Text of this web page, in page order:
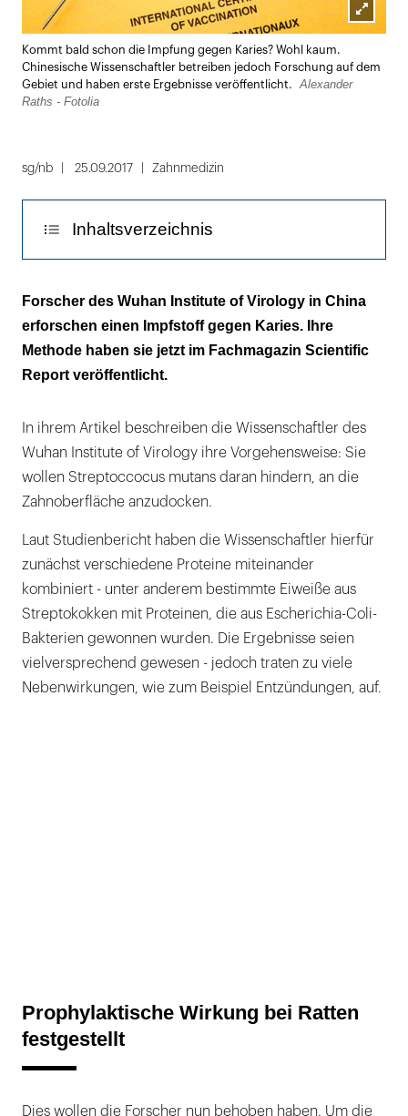
Lightbox
Kommt bald schon die Impfung gegen Karies? Wohl kaum.
Chinesische Wissenschaftler betreiben jedoch Forschung auf dem
Gebiet und haben erste Ergebnisse veröffentlicht.
Alexander
Raths - Fotolia
sg/nb 25.09.2017 Zahnmedizin
Inhaltsverzeichnis
Prophylaktische Wirkung bei Ratten
festgestellt
Forscher des Wuhan Institute of Virology in China
erforschen einen Impfstoff gegen Karies. Ihre
Methode haben sie jetzt im Fachmagazin Scientific
Report veröffentlicht.
In ihrem Artikel beschreiben die Wissenschaftler des
Wuhan Institute of Virology ihre Vorgehensweise: Sie
wollen Streptoccocus mutans daran hindern, an die
Zahnoberfläche anzudocken.
Laut Studienbericht haben die Wissenschaftler hierfür
zunächst verschiedene Proteine miteinander
kombiniert - unter anderem bestimmte Eiweiße aus
Streptokokken mit Proteinen, die aus Escherichia-Coli-
Bakterien gewonnen wurden. Die Ergebnisse seien
vielversprechend gewesen - jedoch traten zu viele
Nebenwirkungen, wie zum Beispiel Entzündungen, auf.
Prophylaktische Wirkung bei Ratten
festgestellt
Dies wollen die Forscher nun behoben haben. Um die